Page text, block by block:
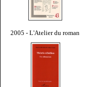
2005 - L'Atelier du roman